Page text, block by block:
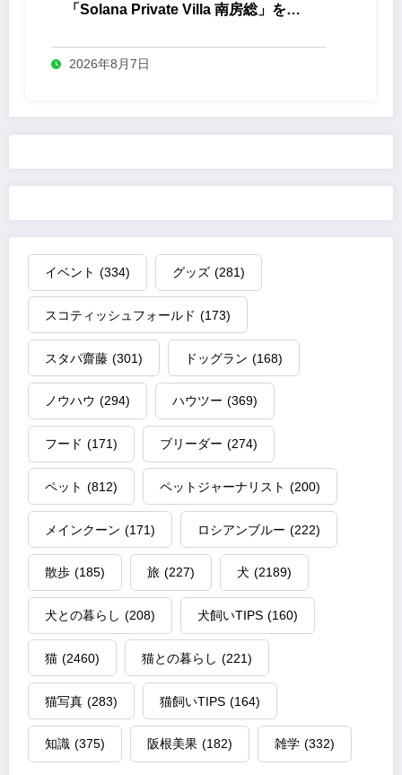
「Solana Private Villa 南房総」を開
2026年8月7日
イベント (334) グッズ (281)
スコティッシュフォールド (173)
スタパ齋藤 (301) ドッグラン (168)
ノウハウ (294) ハウツー (369)
フード (171) ブリーダー (274)
ペット (812) ペットジャーナリスト (200)
メインクーン (171) ロシアンブルー (222)
散歩 (185) 旅 (227) 犬 (2189)
犬との暮らし (208) 犬飼いTIPS (160)
猫 (2460) 猫との暮らし (221)
猫写真 (283) 猫飼いTIPS (164)
知識 (375) 阪根美果 (182) 雑学 (332)